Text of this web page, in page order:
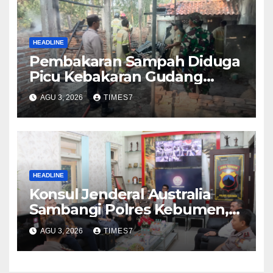
HEADLINE
Pembakaran Sampah Diduga
Picu Kebakaran Gudang
Furniture di Kebumen
AGU 3, 2026 TIMES7
HEADLINE
Konsul Jenderal Australia
Sambangi Polres Kebumen,
Pererat Silaturahmi
AGU 3, 2026 TIMES7